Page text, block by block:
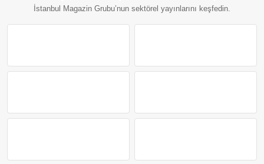
İstanbul Magazin Grubu’nun sektörel yayınlarını keşfedin.